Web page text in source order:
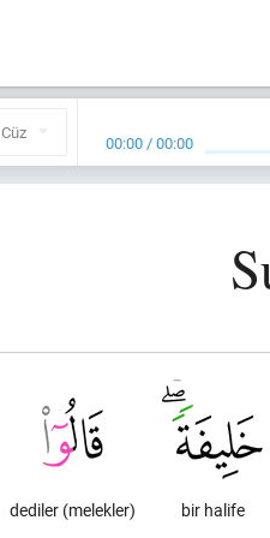
Cüz 00:00 /00:00
bir halife
dediler (melekler)